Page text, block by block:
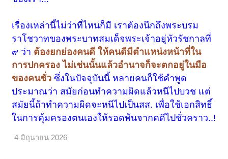
เรื่องเหล่านี้ไม่ว่าที่ไหนก็มี เราต้องนึกถึงพระบรม
ราโชวาทของพระบาทสมเด็จพระเจ้าอยู่หัวรัชกาลที่
๙ ว่า ต้องยกย่องคนดี ให้คนดีมีตำแหน่งหน้าที่ใน
การปกครอง ไม่เช่นนั้นแล้วอำนาจก็จะตกอยู่ในมือ
ของคนชั่ว ซึ่งในปัจจุบันนี้ หลายคนก็ใช้คำพูด
ประมาณว่า สมัยก่อนทำความผิดแล้วหนีไปบวช แต่
สมัยนี้ถ้าทำความผิดจะหนีไปเป็นสส. เพื่อใช้เอกสิทธิ์
ในการคุ้มครองตนเองให้รอดพ้นจากคดีไปชั่วคราว..!
4 มิถุนายน 2026